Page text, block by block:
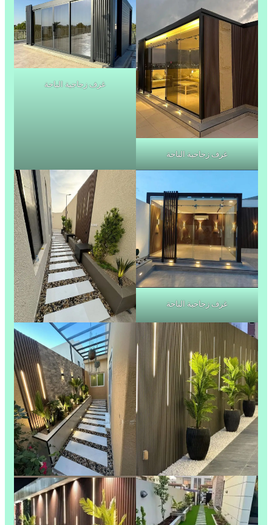
غرف زجاجية الباحة
غرف زجاجية الباحة
غرف زجاجية الباحة